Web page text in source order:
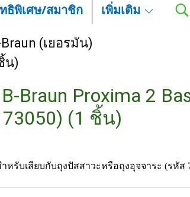
ธิพิเศษ/สมาชิก เพิ่มเติม
Braun (เยอรมัน)
น)
Braun Proxima 2
(1 ชิ้น)
สำหรับเสียบกับถุงปัสสาวะหรือถุงอุจจาระ (รหัส